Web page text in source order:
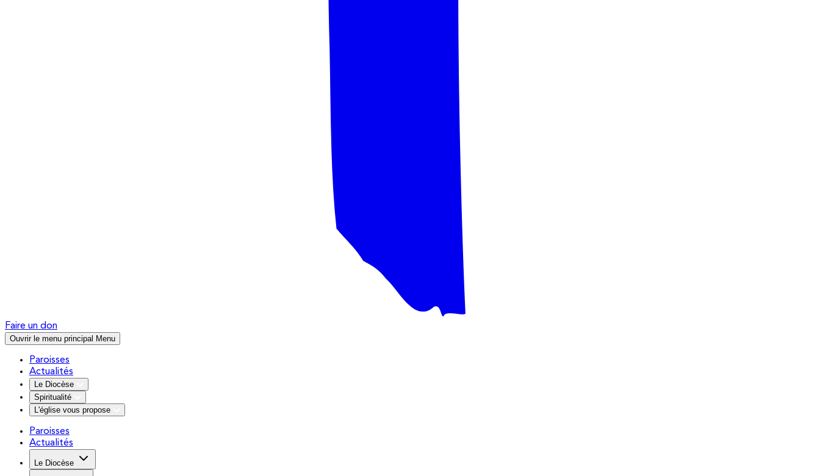
Faire un don
Ouvrir le menu principal Menu
Paroisses
Actualités
Le Diocèse
Spiritualité
L'église vous propose
Paroisses
Actualités
Le Diocèse